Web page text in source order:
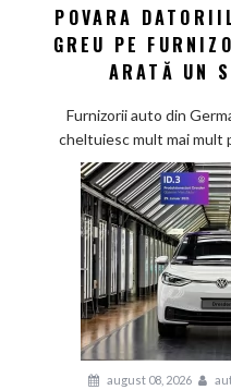
POVARA
GREU PE
ARATĂ UN
Furnizorii auto din
cheltuiesc mult mai mult
august 08, 2026